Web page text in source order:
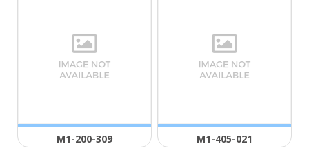
Μ1-200-309 Μ1-405-021